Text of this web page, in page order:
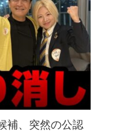
補、突然の公認